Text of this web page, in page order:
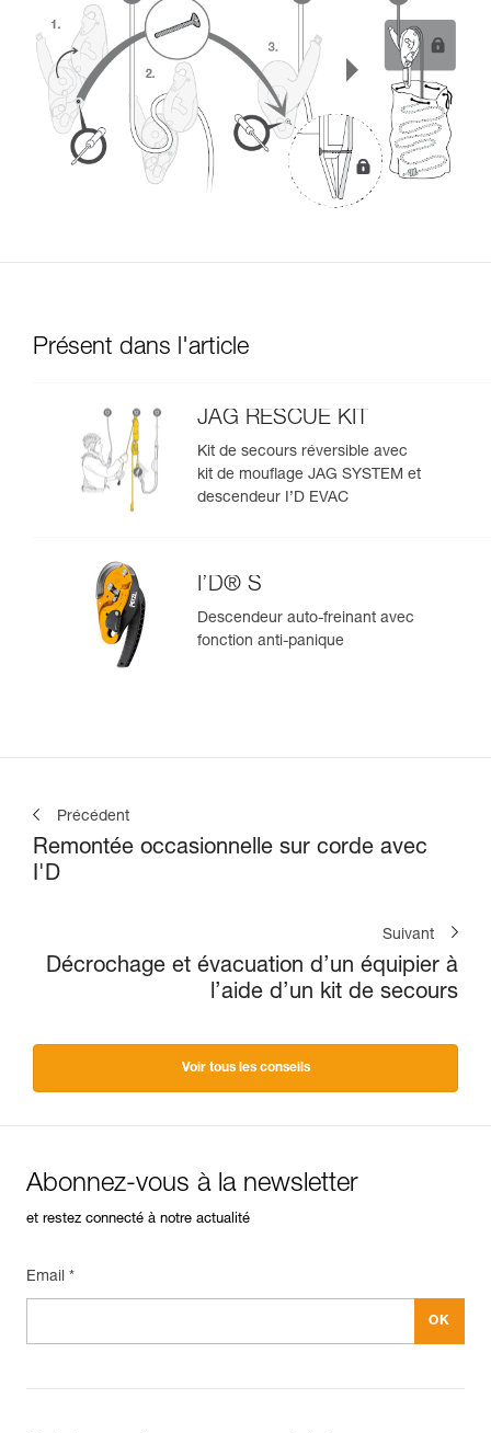
Présent dans l'article
JAG RESCUE KIT
Kit de secours réversible avec
kit de mouflage JAG SYSTEM et
descendeur I’D EVAC
I’D® S
Descendeur auto-freinant avec
fonction anti-panique
Précédent
Remontée occasionnelle sur corde avec
I'D
Suivant
Décrochage et évacuation d’un équipier à
l’aide d’un kit de secours
Voir tous les conseils
Abonnez-vous à la newsletter
et restez connecté à notre actualité
Email *